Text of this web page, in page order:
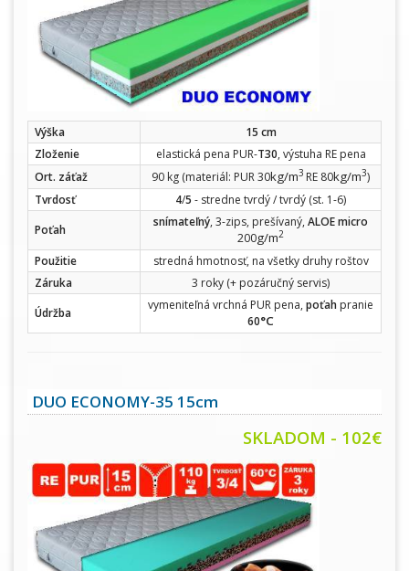
Výška
15 cm
Zloženie
elastická pena PUR-T30, výstuha RE pena
Ort. záťaž
90 kg (materiál: PUR 30kg/m3 RE 80kg/m3)
Tvrdosť
4/5 - stredne tvrdý / tvrdý (st. 1-6)
Poťah
snímateľný, 3-zips, prešívaný, ALOE micro
200g/m2
Použitie
stredná hmotnosť, na všetky druhy roštov
Záruka
3 roky (+ pozáručný servis)
Údržba
vymeniteľná vrchná PUR pena, poťah pranie
60°C
DUO ECONOMY-35 15cm
SKLADOM - 102€